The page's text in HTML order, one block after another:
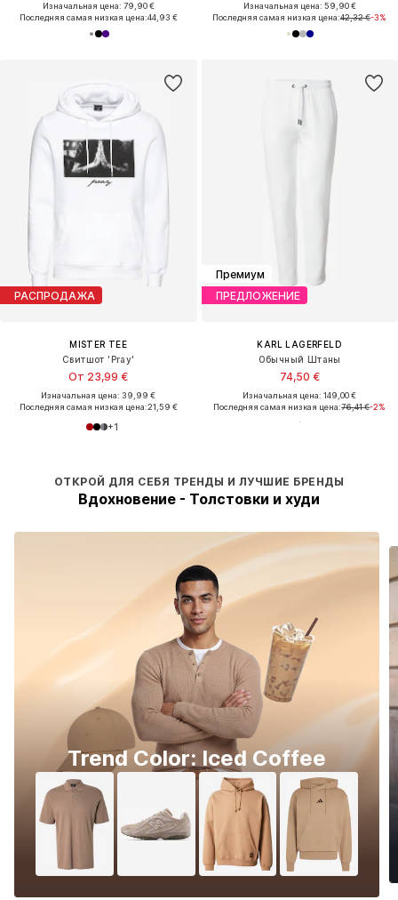
Изначальная цена: 79,90 €
Последняя самая низкая цена:44,93 €
Изначальная цена: 59,90 €
Последняя самая низкая цена:42,32 €-3%
РАСПРОДАЖА
MISTER TEE
Свитшот 'Pray'
От 23,99 €
Изначальная цена: 39,99 €
Последняя самая низкая цена:21,59 €
+1
Премиум
ПРЕДЛОЖЕНИЕ
KARL LAGERFELD
Обычный Штаны
74,50 €
Изначальная цена: 149,00 €
Последняя самая низкая цена:76,41 €-2%
ОТКРОЙ ДЛЯ СЕБЯ ТРЕНДЫ И ЛУЧШИЕ БРЕНДЫ
Вдохновение - Толстовки и худи
Trend Color: Iced Coffee